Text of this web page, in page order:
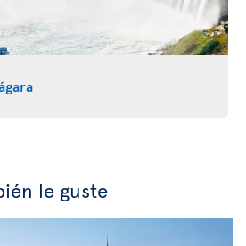
le guste